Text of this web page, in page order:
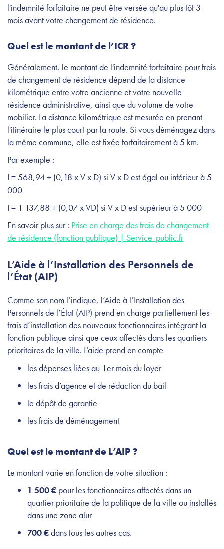
l'indemnité forfaitaire ne peut être versée qu'au plus tôt 3
mois avant votre changement de résidence.
Quel est le montant de l’ICR ?
Généralement, le montant de l'indemnité forfaitaire pour frais
de changement de résidence dépend de la distance
kilométrique entre votre ancienne et votre nouvelle
résidence administrative, ainsi que du volume de votre
mobilier. La distance kilométrique est mesurée en prenant
l'itinéraire le plus court par la route. Si vous déménagez dans
la même commune, elle est fixée forfaitairement à 5 km.
Par exemple :
I = 568,94 + (0,18 x V x D) si V x D est égal ou inférieur à 5
000
I = 1 137,88 + (0,07 x VD) si V x D est supérieur à 5 000
En savoir plus sur : Prise en charge des frais de changement
de résidence (fonction publique) | Service-public.fr
L’Aide à l’Installation des Personnels de
l’État (AIP)
Comme son nom l’indique, l’Aide à l’Installation des
Personnels de l’État (AIP) prend en charge partiellement les
frais d’installation des nouveaux fonctionnaires intégrant la
fonction publique ainsi que ceux affectés dans les quartiers
prioritaires de la ville. L’aide prend en compte
les dépenses liées au 1er mois du loyer
les frais d’agence et de rédaction du bail
le dépôt de garantie
les frais de déménagement
Quel est le montant de L’AIP ?
Le montant varie en fonction de votre situation :
1 500 € pour les fonctionnaires affectés dans un
quartier prioritaire de la politique de la ville ou installés
dans une zone alur
700 €dans tous les autres cas.